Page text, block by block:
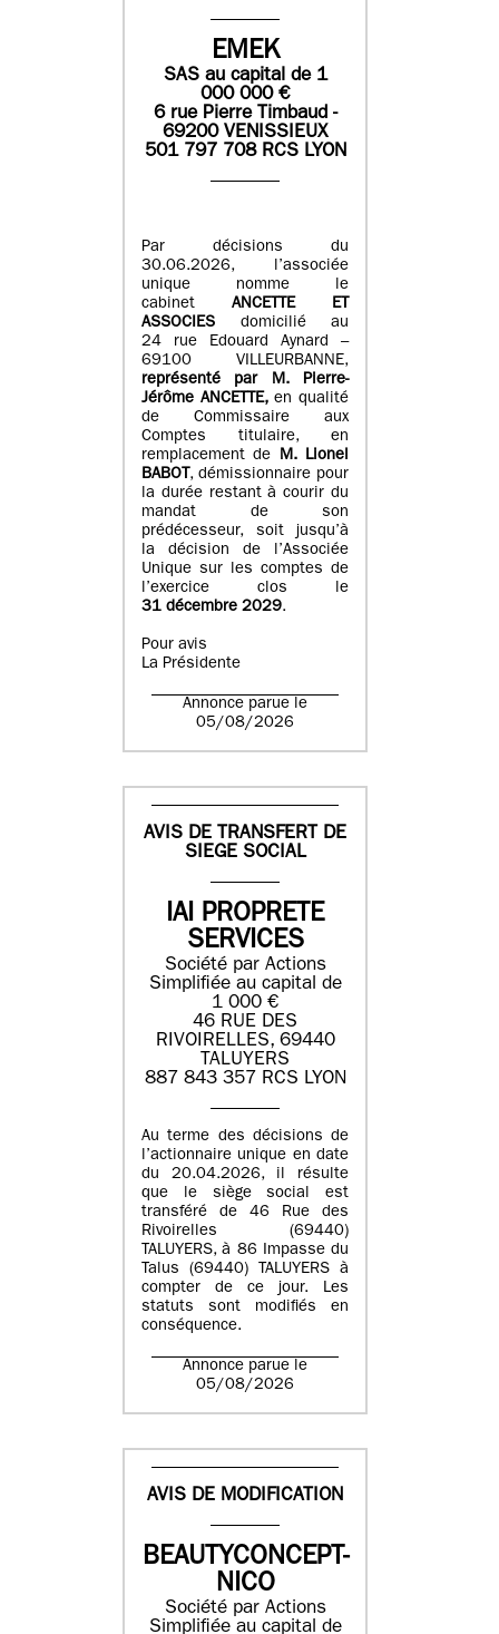
EMEK
SASau capital de 1
000 000€
6 rue Pierre Timbaud -
69200 VENISSIEUX
501 797 708 RCS LYON
Par décisions du
30.06.2026, l’associée
unique nomme le
cabinet ANCETTE ET
ASSOCIES
domicilié au
24 rue Edouard Aynard –
69100 VILLEURBANNE,
représenté par M.Pierre-
Jérôme ANCETTE, en qualité
de Commissaire aux
Comptes titulaire, en
remplacement de M.Lionel
BABOT , démissionnaire pour
la durée restant à courir du
mandat de son
prédécesseur, soit jusqu’à
la décision de l’Associée
Unique sur les comptes de
l’exercice clos le
31 décembre 2029.
Pour avis
La Présidente
Annonce parue le
05/08/2026
AVIS DE TRANSFERT DE
SIEGE SOCIAL
IAI PROPRETE
SERVICES
Société par Actions
Simplifiée au capital de
1 000 €
46 RUE DES
RIVOIRELLES, 69440
TALUYERS
887 843 357 RCS LYON
Au terme des décisions de
l’actionnaire unique en date
du 20.04.2026, il résulte
que le siège social est
transféré de 46 Rue des
Rivoirelles (69440)
TALUYERS, à 86 Impasse du
Talus (69440) TALUYERS à
compter de ce jour. Les
statuts sont modifiés en
conséquence.
Annonce parue le
05/08/2026
AVIS DE MODIFICATION
BEAUTYCONCEPT-
NICO
Société par Actions
Simplifiée au capital de